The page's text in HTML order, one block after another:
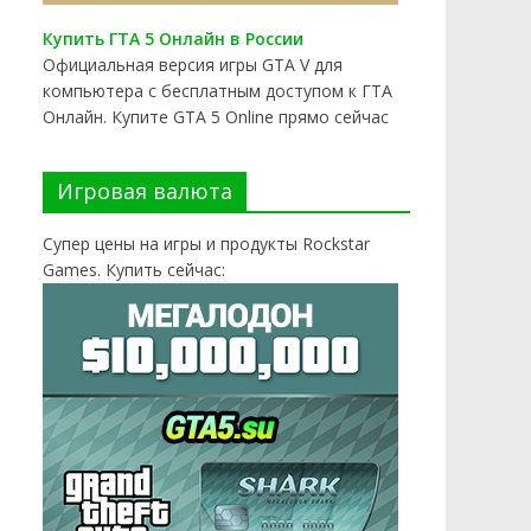
Купить ГТА 5 Онлайн в России
Официальная версия игры GTA V для
компьютера с бесплатным доступом к ГТА
Онлайн. Купите GTA 5 Online прямо сейчас
Игровая валюта
Супер цены на игры и продукты Rockstar
Games. Купить сейчас: